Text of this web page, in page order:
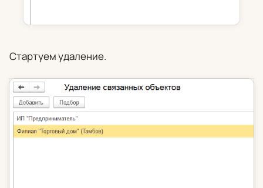
Стартуем удаление.